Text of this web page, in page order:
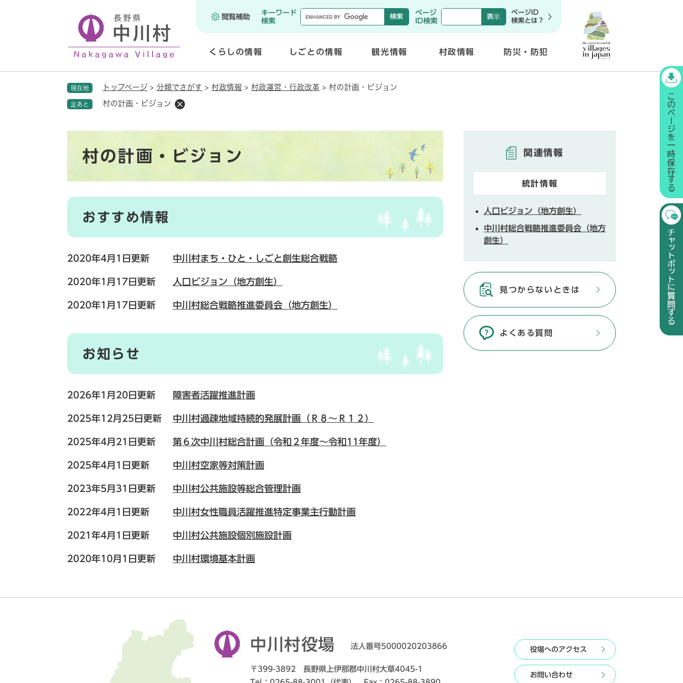
メニューを飛ばして本文へ
閲覧補助
キーワード
検索
ページ
ID検索
ページID
検索とは？
くらしの情報
く
しごとの情報
く
観光情報 村政情報 防災・防犯
現在地 トップページ > 分類でさがす > 村政情報 > 村政運営・行政改革 > 村の計画・ビジョン
足あと 村の計画・ビジョン
村の計画・ビジョン
おすすめ情報
2020年4月1日更新 中川村まち・ひと・しごと創生総合戦略
2020年1月17日更新 人口ビジョン（地方創生）
2020年1月17日更新 中川村総合戦略推進委員会（地方創生）
お知らせ
2026年1月20日更新 障害者活躍推進計画
2025年12月25日更新 中川村過疎地域持続的発展計画（Ｒ８～Ｒ１２）
2025年4月21日更新 第６次中川村総合計画（令和２年度～令和11年度）
2025年4月1日更新 中川村空家等対策計画
2023年5月31日更新 中川村公共施設等総合管理計画
2022年4月1日更新 中川村女性職員活躍推進特定事業主行動計画
2021年4月1日更新 中川村公共施設個別施設計画
2020年10月1日更新 中川村環境基本計画
関連情報
統計情報
人口ビジョン（地方創生）
中川村総合戦略推進委員会（地方
創生）
見つからないときは
よくある質問
中川村役場 法人番号5000020203866
〒399-3892 長野県上伊那郡中川村大草4045-1
役場へのアクセス
お問い合わせ